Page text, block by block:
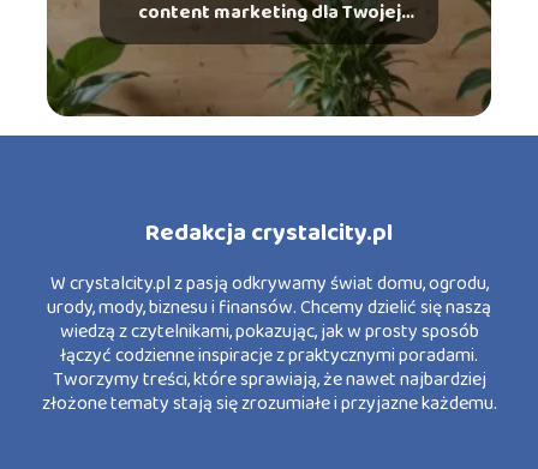
content marketing dla Twojej
marki?
Redakcja crystalcity.pl
W crystalcity.pl z pasją odkrywamy świat domu, ogrodu,
urody, mody, biznesu i finansów. Chcemy dzielić się naszą
wiedzą z czytelnikami, pokazując, jak w prosty sposób
łączyć codzienne inspiracje z praktycznymi poradami.
Tworzymy treści, które sprawiają, że nawet najbardziej
złożone tematy stają się zrozumiałe i przyjazne każdemu.